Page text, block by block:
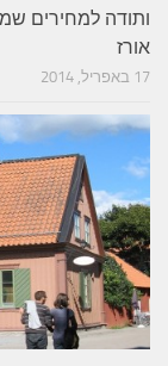
ותודה למחירים
אורז
17 באפריל, 2014